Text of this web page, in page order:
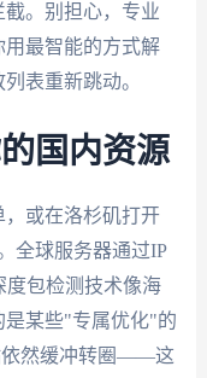
。别担心，专业
用最智能的方式解
表重新跳动。
国内资源
或在洛杉矶打开
全球服务器通过IP
度包检测技术像海
是某些"专属优化"的
依然缓冲转圈——这